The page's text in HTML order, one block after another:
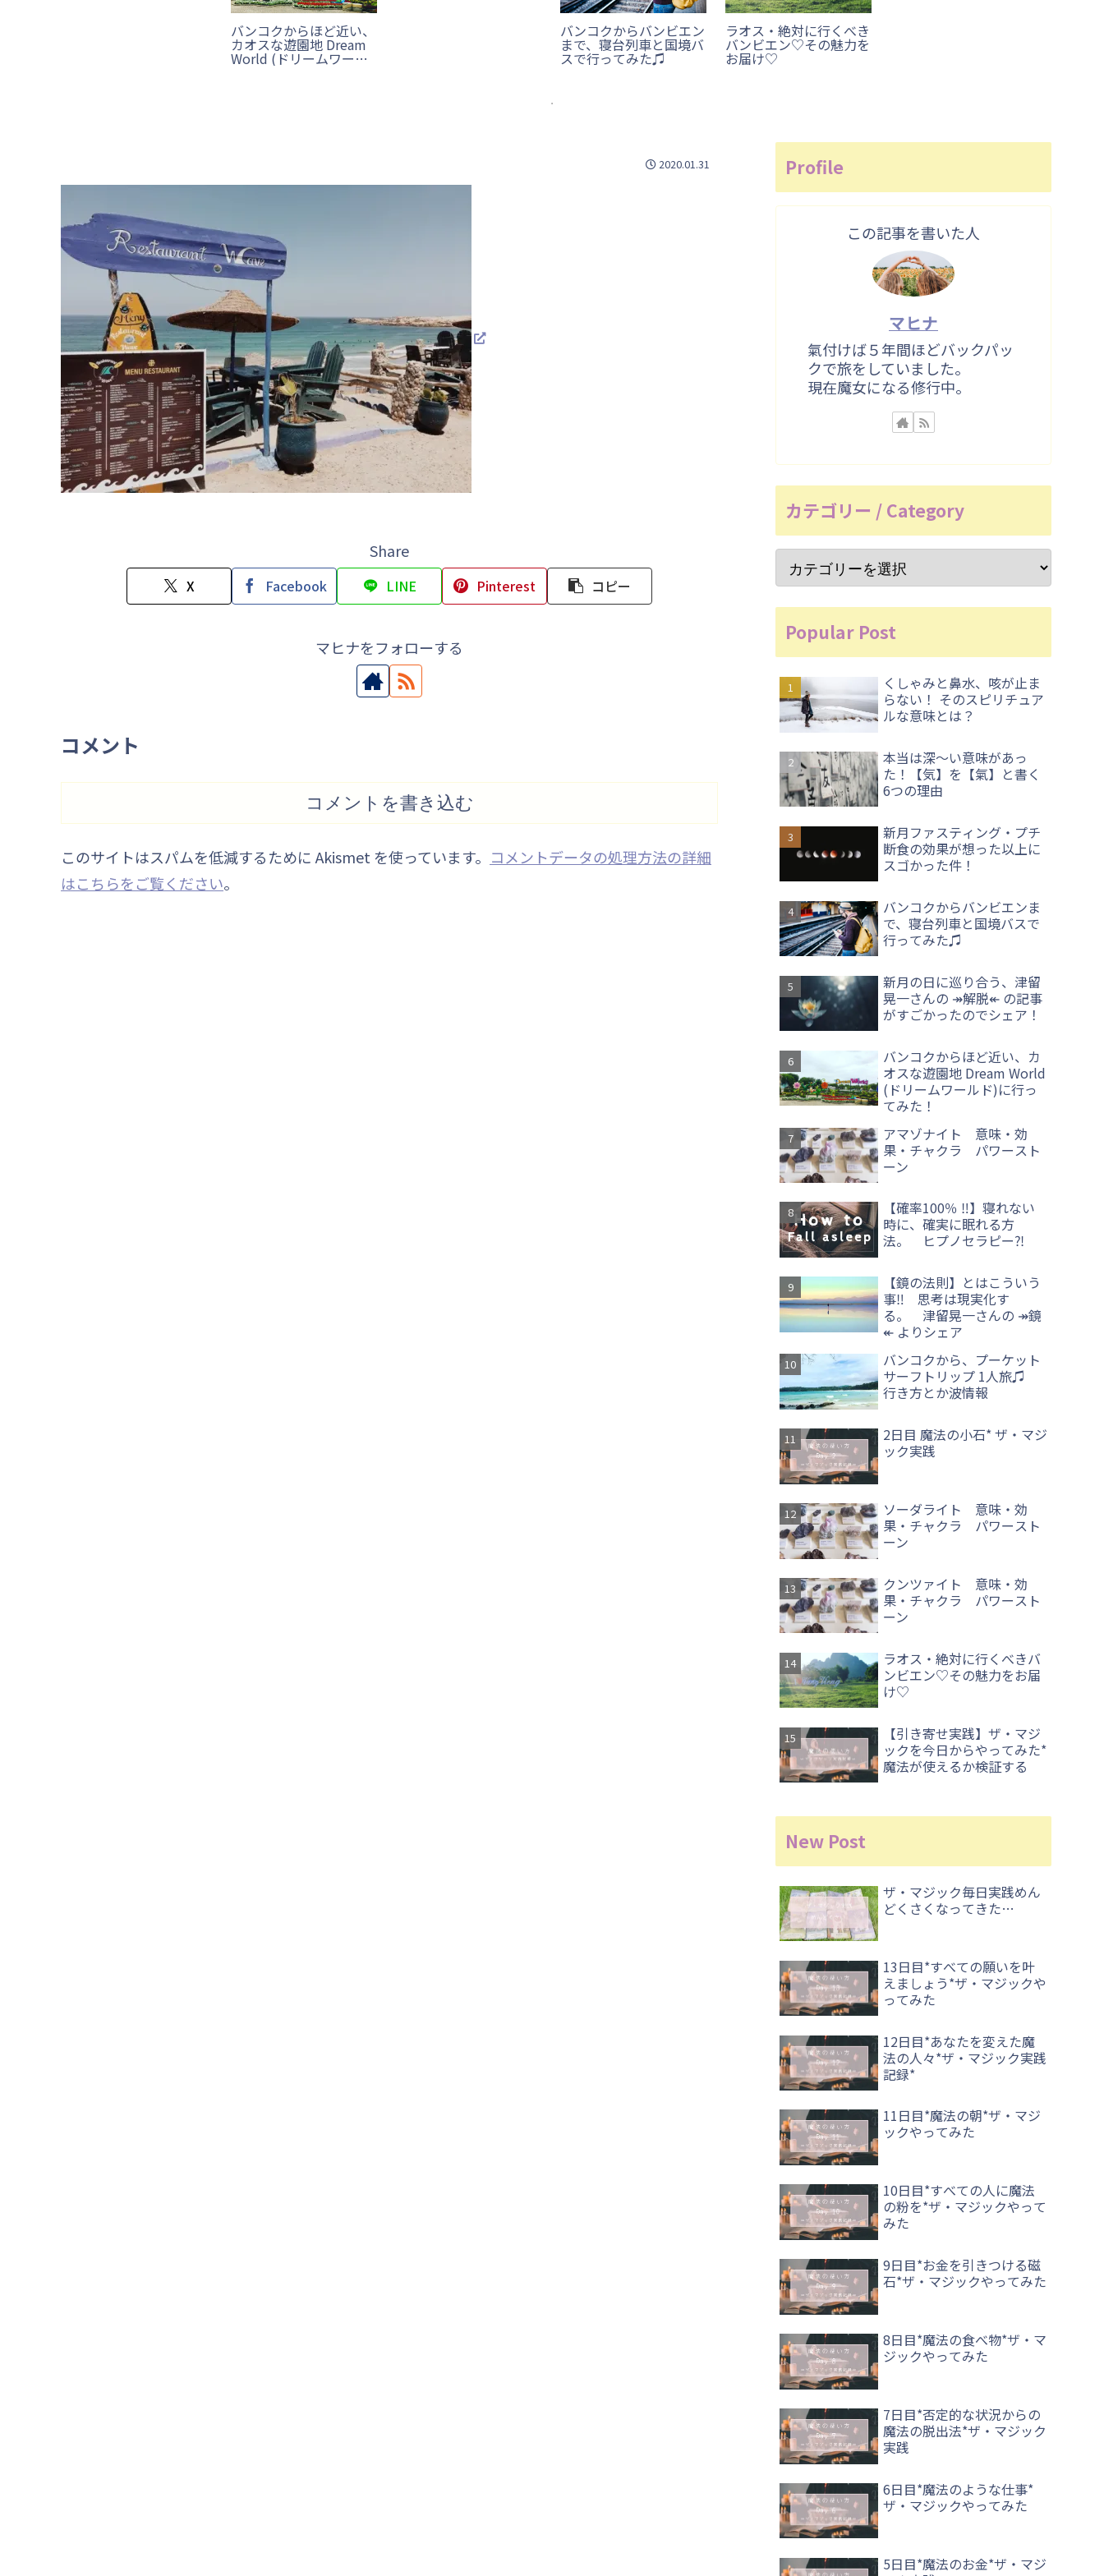
バンコクからほど近い、
カオスな遊園地 Dream
World (ドリームワール
ド)に行ってみた！
バンコクからバンビエン
まで、寝台列車と国境バ
スで行ってみた♫
ラオス・絶対に行くべき
バンビエン♡その魅力を
お届け♡
2020.01.31
Share
X Facebook LINE Pinterest コピー
マヒナをフォローする
コメント
コメントを書き込む
このサイトはスパムを低減するために Akismet を使っています。 コメントデータの処理方法の詳細
はこちらをご覧ください。
Profile
この記事を書いた人
マヒナ
氣付けば５年間ほどバックパッ
クで旅をしていました。
現在魔女になる修行中。
カテゴリー / Category
Popular Post
くしゃみと鼻水、咳が止ま
らない！ そのスピリチュア
ルな意味とは？
本当は深〜い意味があっ
た！【気】を【氣】と書く
6つの理由
新月ファスティング・プチ
断食の効果が想った以上に
スゴかった件！
バンコクからバンビエンま
で、寝台列車と国境バスで
行ってみた♫
新月の日に巡り合う、津留
晃一さんの ↠解脱↞ の記事
がすごかったのでシェア！
バンコクからほど近い、カ
オスな遊園地 Dream World
(ドリームワールド)に行っ
てみた！
アマゾナイト 意味・効
果・チャクラ パワースト
ーン
【確率100％ ‼】寝れない
時に、確実に眠れる方
法。 ヒプノセラピー⁈
【鏡の法則】とはこういう
事‼ 思考は現実化す
る。 津留晃一さんの ↠鏡
↞ よりシェア
バンコクから、プーケット
サーフトリップ 1人旅♫
行き方とか波情報
2日目 魔法の小石* ザ・マジ
ック実践
ソーダライト 意味・効
果・チャクラ パワースト
ーン
クンツァイト 意味・効
果・チャクラ パワースト
ーン
ラオス・絶対に行くべきバ
ンビエン♡その魅力をお届
け♡
【引き寄せ実践】ザ・マジ
ックを今日からやってみた*
魔法が使えるか検証する
New Post
ザ・マジック毎日実践めん
どくさくなってきた…
13日目*すべての願いを叶
えましょう*ザ・マジックや
ってみた
12日目*あなたを変えた魔
法の人々*ザ・マジック実践
記録*
11日目*魔法の朝*ザ・マジ
ックやってみた
10日目*すべての人に魔法
の粉を*ザ・マジックやって
みた
9日目*お金を引きつける磁
石*ザ・マジックやってみた
8日目*魔法の食べ物*ザ・マ
ジックやってみた
7日目*否定的な状況からの
魔法の脱出法*ザ・マジック
実践
6日目*魔法のような仕事*
ザ・マジックやってみた
5日目*魔法のお金*ザ・マジ